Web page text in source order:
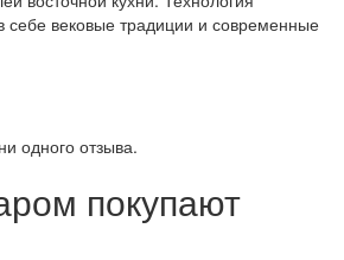
себе вековые традиции и современные
одного отзыва.
покупают